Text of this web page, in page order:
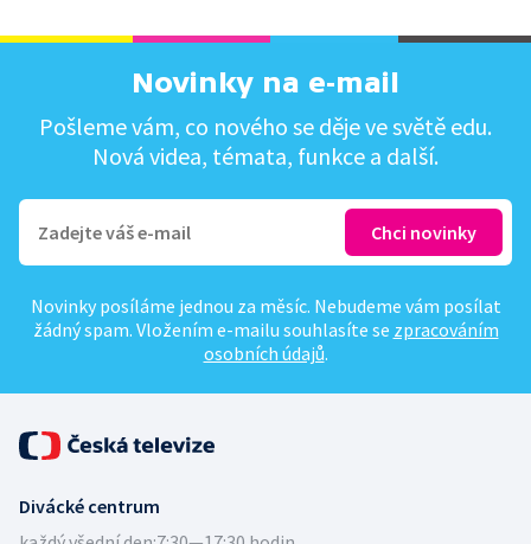
Novinky na e-mail
Pošleme vám, co nového se děje ve světě edu.
Nová videa, témata, funkce a další.
Novinky posíláme jednou za měsíc. Nebudeme vám posílat
žádný spam. Vložením e-mailu souhlasíte se zpracováním
osobních údajů.